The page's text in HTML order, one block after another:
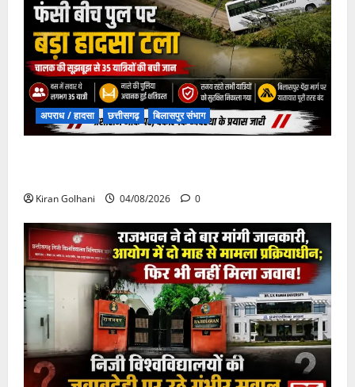
अपराध / हादसा छत्तीसगढ़ बिलासपुर संभाग
Kiran Golhani 04/08/2026 0